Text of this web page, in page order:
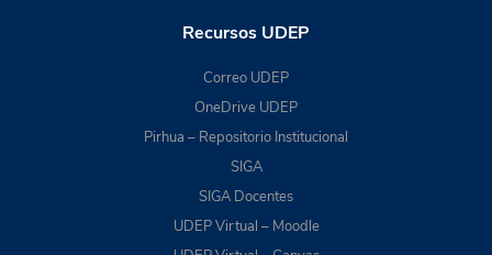
Recursos UDEP
Correo UDEP
OneDrive UDEP
Pirhua – Repositorio Institucional
SIGA
SIGA Docentes
UDEP Virtual – Moodle